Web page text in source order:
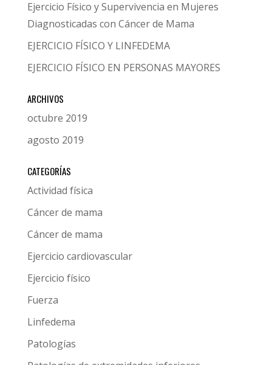
Ejercicio Físico y Supervivencia en Mujeres
Diagnosticadas con Cáncer de Mama
EJERCICIO FÍSICO Y LINFEDEMA
EJERCICIO FÍSICO EN PERSONAS MAYORES
ARCHIVOS
octubre 2019
agosto 2019
CATEGORÍAS
Actividad física
Cáncer de mama
Cáncer de mama
Ejercicio cardiovascular
Ejercicio físico
Fuerza
Linfedema
Patologías